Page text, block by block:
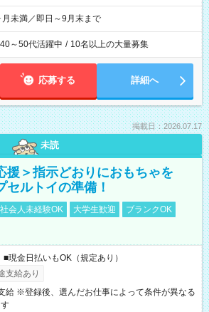
未満／即日～9月末まで
40～50代活躍中 / 10名以上の大量募集
応募する 詳細へ
掲載日：2026.07.17
未読
援＞指示どおりにおもちゃを
セルトイの準備！
社会人未経験OK 大学生歓迎
ブランクOK
金日払いもOK（規定あり）
支給あり
給 ※登録後、選んだお仕事によって条件が異なる